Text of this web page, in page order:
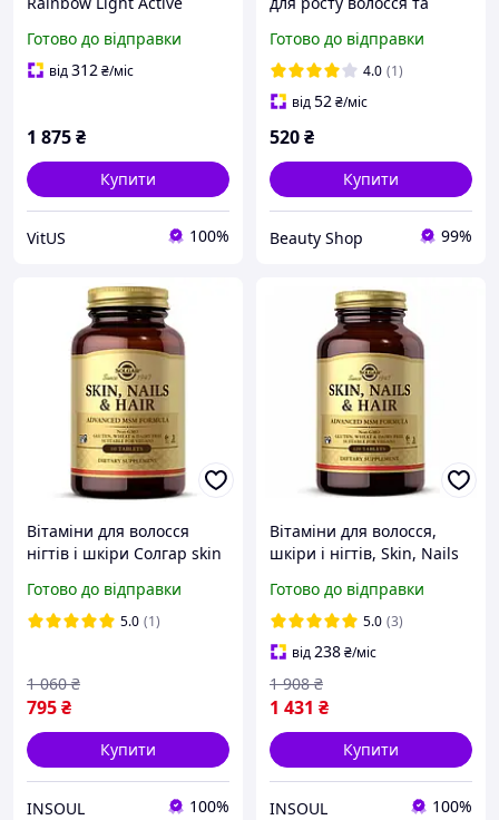
90 таблеток
Готово до відправки
від312₴/міс
1 875₴
Купити
VitUS 100%
шкіри з біотином Minox
Biotin pro Man, 100 таб
Готово до відправки
4.0 (1)
від52₴/міс
520₴
Купити
Beauty Shop 99%
Вітаміни для волосся
нігтів і шкіри Солгар skin
Готово до відправки
5.0 (1)
795₴
1 060 ₴
Купити
INSOUL 100%
Вітаміни для волосся,
шкіри і нігтів, Skin, Nails
формула МСМ, 120
таблеток
Готово до відправки
5.0 (3)
від238₴/міс
1 431 ₴
1 908 ₴
Купити
INSOUL 100%